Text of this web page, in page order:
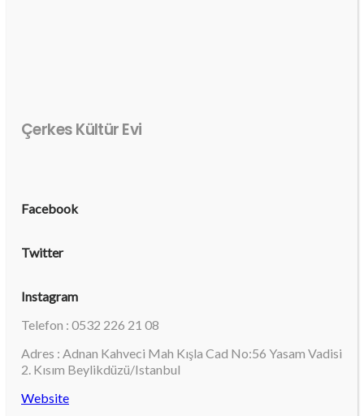
Çerkes Kültür Evi
Facebook
Twitter
Instagram
Telefon : 0532 226 21 08
Adres : Adnan Kahveci Mah Kışla Cad No:56 Yasam Vadisi
2. Kısım Beylikdüzü/Istanbul
Website